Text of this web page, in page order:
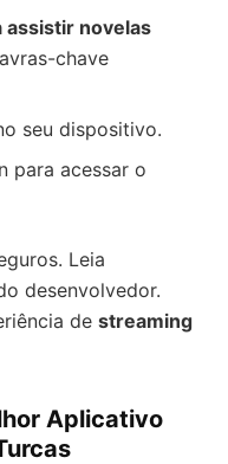
assistir novelas
chave
seu dispositivo.
para acessar o
Leia
desenvolvedor.
de streaming
Aplicativo